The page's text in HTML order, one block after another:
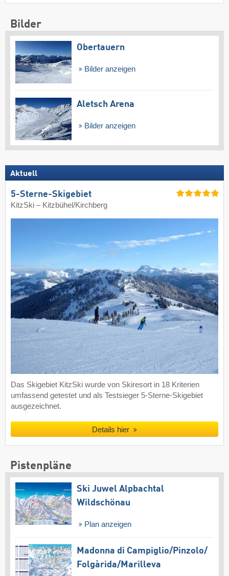
Bilder
Obertauern
Bilder anzeigen
Aletsch Arena
Bilder anzeigen
Aktuell
5-Sterne-Skigebiet
KitzSki – Kitzbühel/​Kirchberg
Das Skigebiet KitzSki wurde von Skiresort in 18 Kriterien
umfassend getestet und als Testsieger 5-Sterne-Skigebiet
ausgezeichnet.
Details hier
Pistenpläne
Ski Juwel Alpbachtal
Wildschönau
Plan anzeigen
Madonna di Campiglio/​Pinzolo/​
Folgàrida/​Marilleva